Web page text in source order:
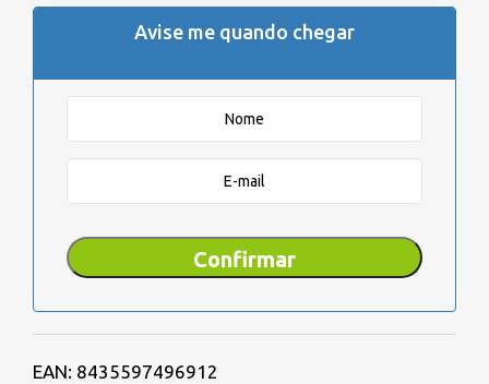
Avise me quando chegar
Confirmar
EAN: 8435597496912